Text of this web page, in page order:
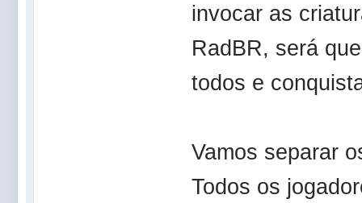
invocar as
RadBR, será
todos e
Vamos separar
Todos os